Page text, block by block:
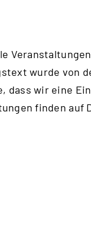
wurde von
dass wir eine
finden auf